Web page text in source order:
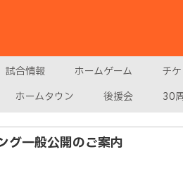
試合情報 ホームゲーム チ
ホームタウン 後援会 30
グ一般公開のご案内